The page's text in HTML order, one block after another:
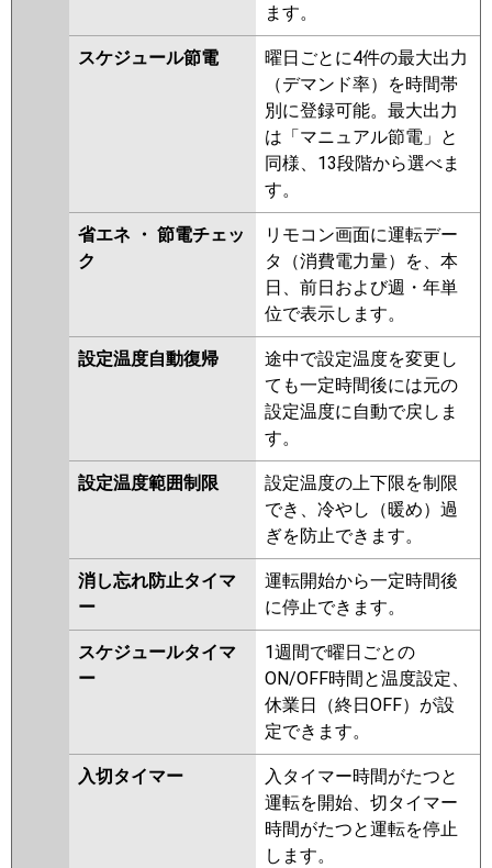
ZRMP40KLV PCZ-ZRMP40KLR
PCZ-ZRMP40KR
RPC-GP40RGH7 RPC-GP40RGH6
RPC-GP40RGH5 RPC-GP40RGH4
RPC-GP40RGH3 RPC-AP40GH7
RPC-GP40RGH2
RPC-AP40GH6
RPC-GP40RGH1
三菱重工 FDEZ405HA5SA FDEZ405H5SA
FDEZ405H5S
PA-P40T7GNBX PA-P40T7GB
PA-P40T7GNB PA-P40T7G PA-
P40T7GN
PA-P40T6GNB PA-
PA-P40T6GA PA-
P40T6GN1
ます。
スケジュール節電
曜日ごとに4件の最大出力
（デマンド率）を時間帯
別に登録可能。最大出力
は「マニュアル節電」と
同様、13段階から選べま
す。
省エネ ・ 節電チェッ
ク
リモコン画面に運転デー
タ（消費電力量）を、本
日、前日および週・年単
位で表示します。
設定温度自動復帰
途中で設定温度を変更し
ても一定時間後には元の
設定温度に自動で戻しま
す。
設定温度範囲制限
設定温度の上下限を制限
でき、冷やし（暖め）過
ぎを防止できます。
消し忘れ防止タイマ
ー
運転開始から一定時間後
に停止できます。
スケジュールタイマ
ー
1週間で曜日ごとの
ON/OFF時間と温度設定、
休業日（終日OFF）が設
定できます。
入切タイマー
入タイマー時間がたつと
運転を開始、切タイマー
時間がたつと運転を停止
します。